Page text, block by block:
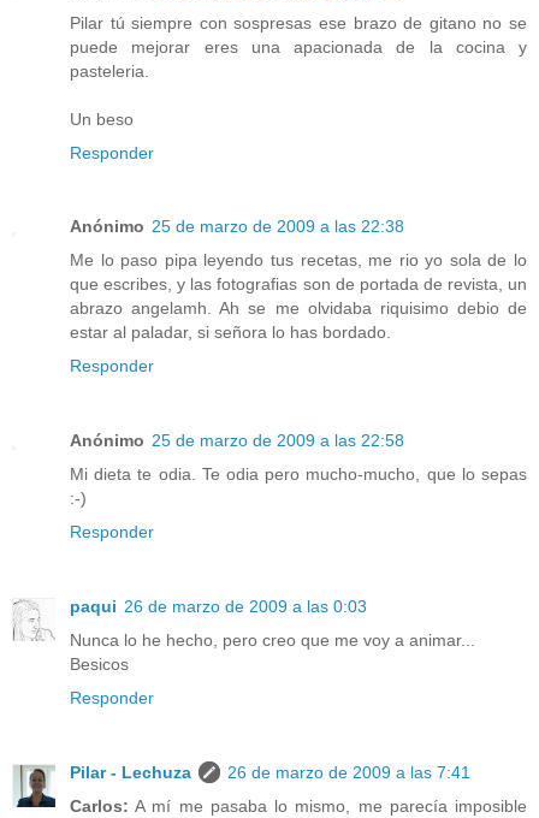
Pilar tú siempre con sospresas ese brazo de gitano no se
puede mejorar eres una apacionada de la cocina y
pasteleria.
Un beso
Responder
Anónimo 25 de marzo de 2009 a las 22:38
Me lo paso pipa leyendo tus recetas, me rio yo sola de lo
que escribes, y las fotografias son de portada de revista, un
abrazo angelamh. Ah se me olvidaba riquisimo debio de
estar al paladar, si señora lo has bordado.
Responder
Anónimo 25 de marzo de 2009 a las 22:58
Mi dieta te odia. Te odia pero mucho-mucho, que lo sepas
:-)
Responder
paqui 26 de marzo de 2009 a las 0:03
Nunca lo he hecho, pero creo que me voy a animar...
Besicos
Responder
Pilar - Lechuza
26 de marzo de 2009 a las 7:41
Carlos: A mí me pasaba lo mismo, me parecía imposible